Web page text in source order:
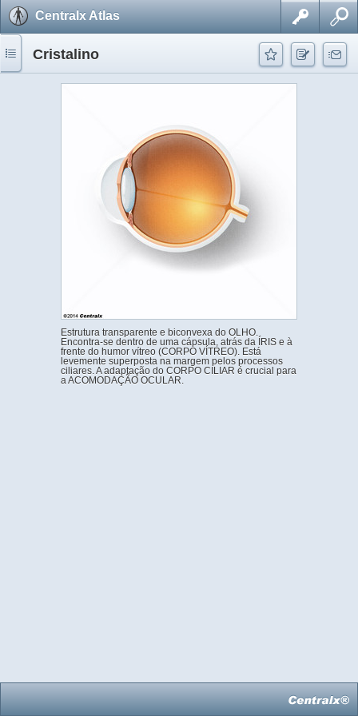
Centralx Atlas
Cristalino
Estrutura transparente e biconvexa do OLHO.
Encontra-se dentro de uma cápsula, atrás da ÍRIS e à
frente do humor vítreo (CORPO VÍTREO). Está
levemente superposta na margem pelos processos
ciliares. A adaptação do CORPO CILIAR é crucial para
a ACOMODAÇÃO OCULAR.